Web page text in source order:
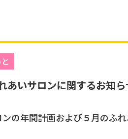
あいサロンに関するお知ら
の年間計画および５月のふ